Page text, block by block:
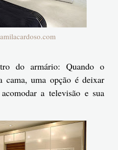
do armário: Quando o
cama, uma opção é deixar
a televisão e sua